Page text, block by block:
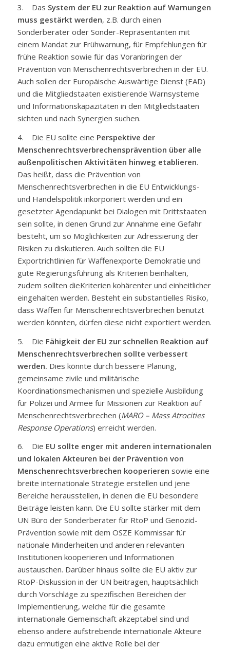
3. Das System der EU zur Reaktion auf Warnungen
muss gestärkt werden, z.B. durch einen
Sonderberater oder Sonder-Repräsentanten mit
einem Mandat zur Frühwarnung, für Empfehlungen für
frühe Reaktion sowie für das Voranbringen der
Prävention von Menschenrechtsverbrechen in der EU.
Auch sollen der Europäische Auswärtige Dienst (EAD)
und die Mitgliedstaaten existierende Warnsysteme
und Informationskapazitäten in den Mitgliedstaaten
sichten und nach Synergien suchen.
4. Die EU sollte eine Perspektive der
Menschenrechtsverbrechensprävention über alle
außenpolitischen Aktivitäten hinweg etablieren.
Das heißt, dass die Prävention von
Menschenrechtsverbrechen in die EU Entwicklungs-
und Handelspolitik inkorporiert werden und ein
gesetzter Agendapunkt bei Dialogen mit Drittstaaten
sein sollte, in denen Grund zur Annahme eine Gefahr
besteht, um so Möglichkeiten zur Adressierung der
Risiken zu diskutieren. Auch sollten die EU
Exportrichtlinien für Waffenexporte Demokratie und
gute Regierungsführung als Kriterien beinhalten,
zudem sollten dieKriterien kohärenter und einheitlicher
eingehalten werden. Besteht ein substantielles Risiko,
dass Waffen für Menschenrechtsverbrechen benutzt
werden könnten, dürfen diese nicht exportiert werden.
5. Die Fähigkeit der EU zur schnellen Reaktion auf
Menschenrechtsverbrechen sollte verbessert
werden. Dies könnte durch bessere Planung,
gemeinsame zivile und militärische
Koordinationsmechanismen und spezielle Ausbildung
für Polizei und Armee für Missionen zur Reaktion auf
Menschenrechtsverbrechen (MARO – Mass Atrocities
Response Operations) erreicht werden.
6. Die EU sollte enger mit anderen internationalen
und lokalen Akteuren bei der Prävention von
Menschenrechtsverbrechen kooperieren sowie eine
breite internationale Strategie erstellen und jene
Bereiche herausstellen, in denen die EU besondere
Beiträge leisten kann. Die EU sollte stärker mit dem
UN Büro der Sonderberater für RtoP und Genozid-
Prävention sowie mit dem OSZE Kommissar für
nationale Minderheiten und anderen relevanten
Institutionen kooperieren und Informationen
austauschen. Darüber hinaus sollte die EU aktiv zur
RtoP-Diskussion in der UN beitragen, hauptsächlich
durch Vorschläge zu spezifischen Bereichen der
Implementierung, welche für die gesamte
internationale Gemeinschaft akzeptabel sind und
ebenso andere aufstrebende internationale Akteure
dazu ermutigen eine aktive Rolle bei der